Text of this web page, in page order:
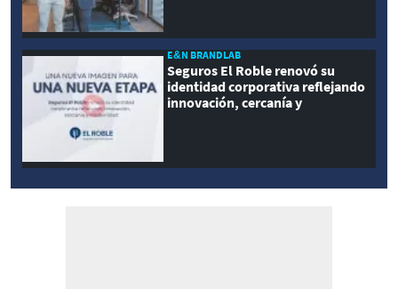
E&N BRANDLAB
Seguros El Roble renovó su
identidad corporativa reflejando
innovación, cercanía y